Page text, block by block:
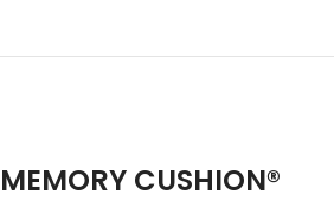
MEMORY CUSHION®